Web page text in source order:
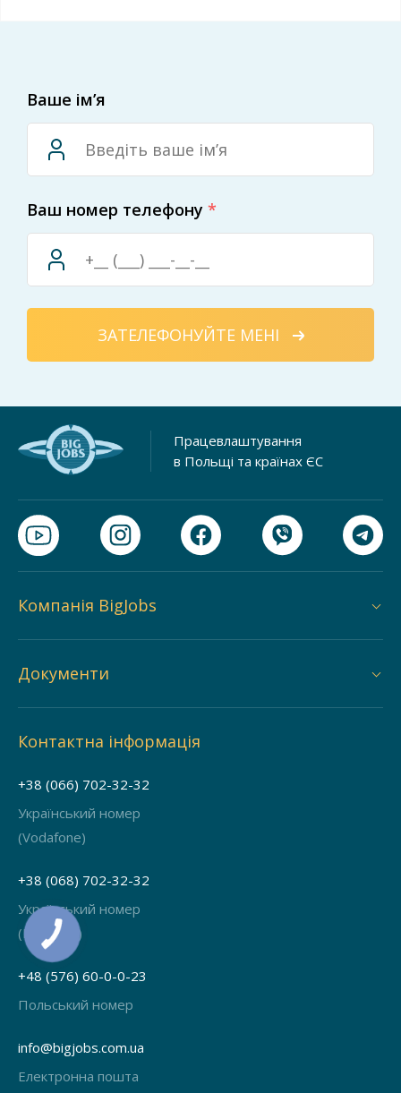
Ваше ім’я
Ваш номер телефону *
ЗАТЕЛЕФОНУЙТЕ МЕНІ
Працевлаштування
в Польщі та країнах ЄС
Компанія BigJobs
Документи
Контактна інформація
+38 (066) 702-32-32
Український номер
(Vodafone)
+38 (068) 702-32-32
Український номер
(Київстар)
+48 (576) 60-0-0-23
Польський номер
info@bigjobs.com.ua
Електронна пошта
КНОПКА
ЗВ'ЯЗКУ